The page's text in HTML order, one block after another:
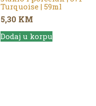
Turquoise | 59ml
5,30 KM
Dodaj u korpu